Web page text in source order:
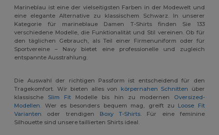
Marineblau ist eine der vielseitigsten Farben in der Modewelt und
eine elegante Alternative zu klassischem Schwarz. In unserer
Kategorie für marineblaue Damen T-Shirts finden Sie 133
verschiedene Modelle, die Funktionalität und Stil vereinen. Ob für
den täglichen Gebrauch, als Teil einer Firmenuniform oder für
Sportvereine – Navy bietet eine professionelle und zugleich
entspannte Ausstrahlung.
Die Auswahl der richtigen Passform ist entscheidend für den
Tragekomfort. Wir bieten alles von körpernahen Schnitten über
klassische Slim Fit Modelle bis hin zu modernen Oversized-
Modellen. Wer es besonders bequem mag, greift zu Loose Fit
Varianten oder trendigen Boxy T-Shirts. Für eine feminine
Silhouette sind unsere taillierten Shirts ideal.